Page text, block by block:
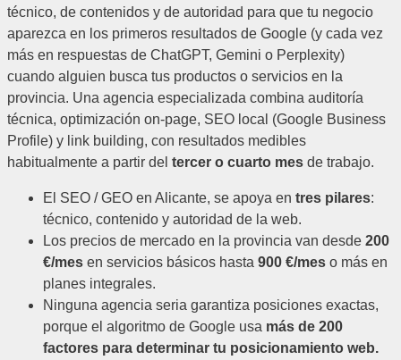
técnico, de contenidos y de autoridad para que tu negocio
aparezca en los primeros resultados de Google (y cada vez
más en respuestas de ChatGPT, Gemini o Perplexity)
cuando alguien busca tus productos o servicios en la
provincia. Una agencia especializada combina auditoría
técnica, optimización on-page, SEO local (Google Business
Profile) y link building, con resultados medibles
habitualmente a partir del tercer o cuarto mes de trabajo.
El SEO / GEO en Alicante, se apoya en tres pilares:
técnico, contenido y autoridad de la web.
Los precios de mercado en la provincia van desde 200
€/mes en servicios básicos hasta 900 €/mes o más en
planes integrales.
Ninguna agencia seria garantiza posiciones exactas,
porque el algoritmo de Google usa más de 200
factores para determinar tu posicionamiento web.